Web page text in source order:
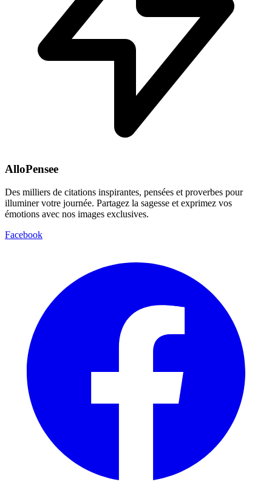
AlloPensee
Des milliers de citations inspirantes, pensées et proverbes pour
illuminer votre journée. Partagez la sagesse et exprimez vos
émotions avec nos images exclusives.
Facebook